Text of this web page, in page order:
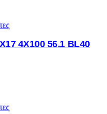
4X100 56.1 BL40